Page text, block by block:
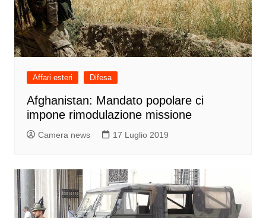
Affari esteri Difesa
Afghanistan: Mandato popolare ci
impone rimodulazione missione
Camera news 17 Luglio 2019